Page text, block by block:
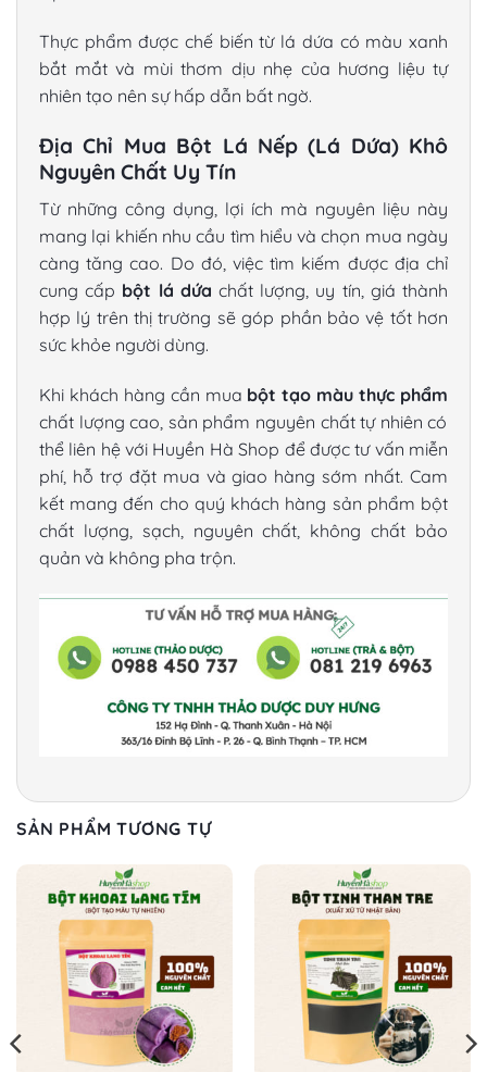
Thực phẩm được chế biến từ lá dứa có màu xanh
bắt mắt và mùi thơm dịu nhẹ của hương liệu tự
nhiên tạo nên sự hấp dẫn bất ngờ.
Địa Chỉ Mua Bột Lá Nếp (Lá Dứa) Khô
Nguyên Chất Uy Tín
Từ những công dụng, lợi ích mà nguyên liệu này
mang lại khiến nhu cầu tìm hiểu và chọn mua ngày
càng tăng cao. Do đó, việc tìm kiếm được địa chỉ
cung cấp bột lá dứa chất lượng, uy tín, giá thành
hợp lý trên thị trường sẽ góp phần bảo vệ tốt hơn
sức khỏe người dùng.
Khi khách hàng cần mua bột tạo màu thực phẩm
chất lượng cao, sản phẩm nguyên chất tự nhiên có
thể liên hệ với Huyền Hà Shop để được tư vấn miễn
phí, hỗ trợ đặt mua và giao hàng sớm nhất. Cam
kết mang đến cho quý khách hàng sản phẩm bột
chất lượng, sạch, nguyên chất, không chất bảo
quản và không pha trộn.
SẢN PHẨM TƯƠNG TỰ